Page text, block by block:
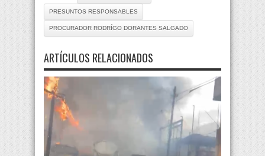
PRESUNTOS RESPONSABLES
PROCURADOR RODRÍGO DORANTES SALGADO
ARTÍCULOS RELACIONADOS